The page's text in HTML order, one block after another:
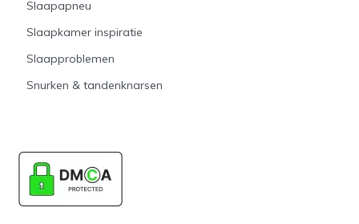
Slaapapneu
Slaapkamer inspiratie
Slaapproblemen
Snurken & tandenknarsen